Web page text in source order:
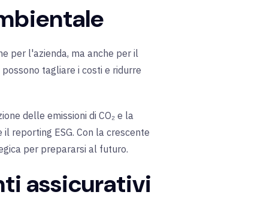
per l'azienda, ma anche per il
tagliare i costi e ridurre
delle emissioni di CO₂ e la
reporting ESG. Con la crescente
per prepararsi al futuro.
assicurativi